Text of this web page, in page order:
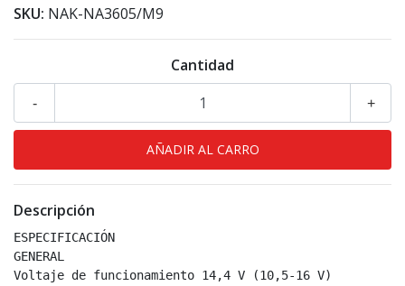
SKU: NAK-NA3605/M9
Cantidad
+
-
Descripción
ESPECIFICACIÓN
GENERAL
Voltaje de funcionamiento 14,4 V (10,5-16 V)